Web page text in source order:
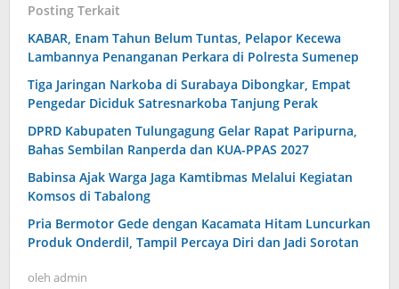
Posting Terkait
KABAR, Enam Tahun Belum Tuntas, Pelapor Kecewa
Lambannya Penanganan Perkara di Polresta Sumenep
Tiga Jaringan Narkoba di Surabaya Dibongkar, Empat
Pengedar Diciduk Satresnarkoba Tanjung Perak
DPRD Kabupaten Tulungagung Gelar Rapat Paripurna,
Bahas Sembilan Ranperda dan KUA-PPAS 2027
Babinsa Ajak Warga Jaga Kamtibmas Melalui Kegiatan
Komsos di Tabalong
Pria Bermotor Gede dengan Kacamata Hitam Luncurkan
Produk Onderdil, Tampil Percaya Diri dan Jadi Sorotan
oleh admin